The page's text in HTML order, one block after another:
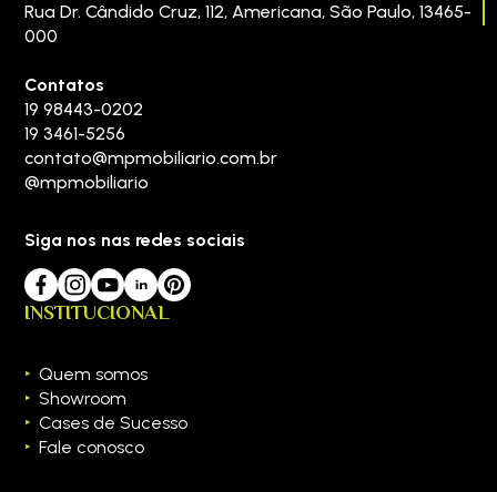
Rua Dr. Cândido Cruz, 112,Americana,São Paulo,13465-
000
Contatos
19 98443-0202
19 3461-5256
contato@mpmobiliario.com.br
@mpmobiliario
Siga nos nas redes sociais
INSTITUCIONAL
Quem somos
Showroom
Cases de Sucesso
Fale conosco